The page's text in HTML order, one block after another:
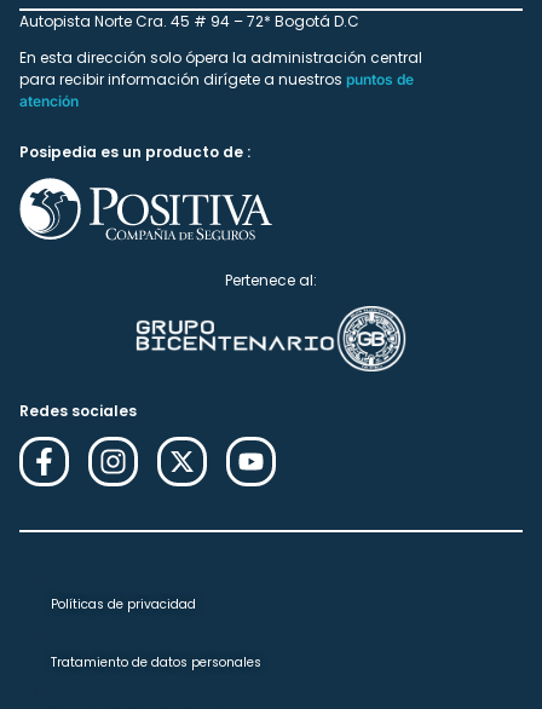
Autopista Norte Cra. 45 # 94 – 72* Bogotá D.C
En esta dirección solo ópera la administración central
para recibir información dirígete a nuestros puntos de
atención
Posipedia es un producto de :
Pertenece al:
Redes sociales
Políticas de privacidad
Tratamiento de datos personales